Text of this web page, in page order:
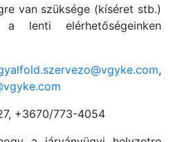
van szüksége (kíséret stb.)
a lenti elérhetőségeinken
,
+3670/773-4054